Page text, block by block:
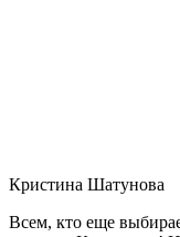
Кристина Шатунова
Всем, кто еще